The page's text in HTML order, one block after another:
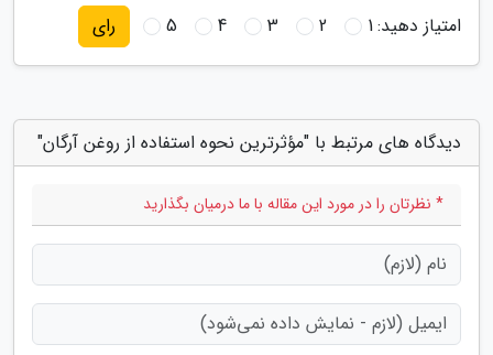
امتیاز دهید:1
2
3
4
5 رای
دیدگاه های مرتبط با "مؤثرترین نحوه استفاده از روغن آرگان"
* نظرتان را در مورد این مقاله با ما درمیان بگذارید